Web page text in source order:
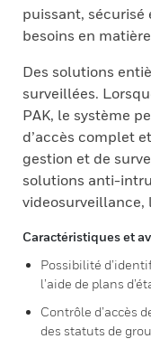
puissant, sécurisé
besoins en
Des solutions
surveillées.
PAK, le système
d’accès complet
gestion et de
solutions anti-
videosurveillance,
Caractéristiques et
Possibilité
l’aide de plans
Contrôle d’accès
des statuts de